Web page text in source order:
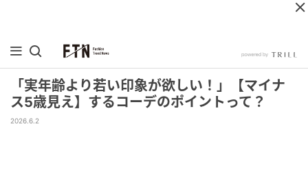
「実年齢より若い印象が欲しい！」【マイナ
ス5歳見え】するコーデのポイントって？
2026.6.2